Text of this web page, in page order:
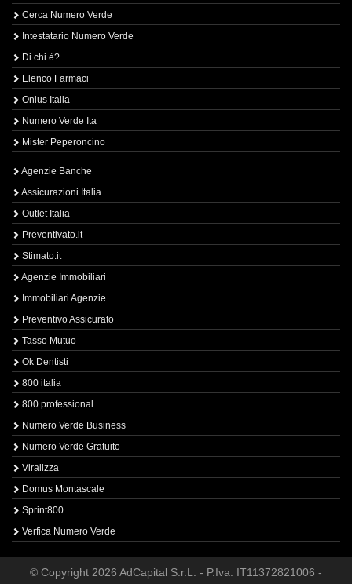
Cerca Numero Verde
Intestatario Numero Verde
Di chi è?
Elenco Farmaci
Onlus Italia
Numero Verde Ita
Mister Peperoncino
Agenzie Banche
Assicurazioni Italia
Outlet Italia
Preventivato.it
Stimato.it
Agenzie Immobiliari
Immobiliari Agenzie
Preventivo Assicurato
Tasso Mutuo
Ok Dentisti
800 italia
800 professional
Numero Verde Business
Numero Verde Gratuito
Viralizza
Domus Montascale
Sprint800
Verfica Numero Verde
© Copyright 2026 AdCapital S.r.L. - P.Iva: IT11372821006 -